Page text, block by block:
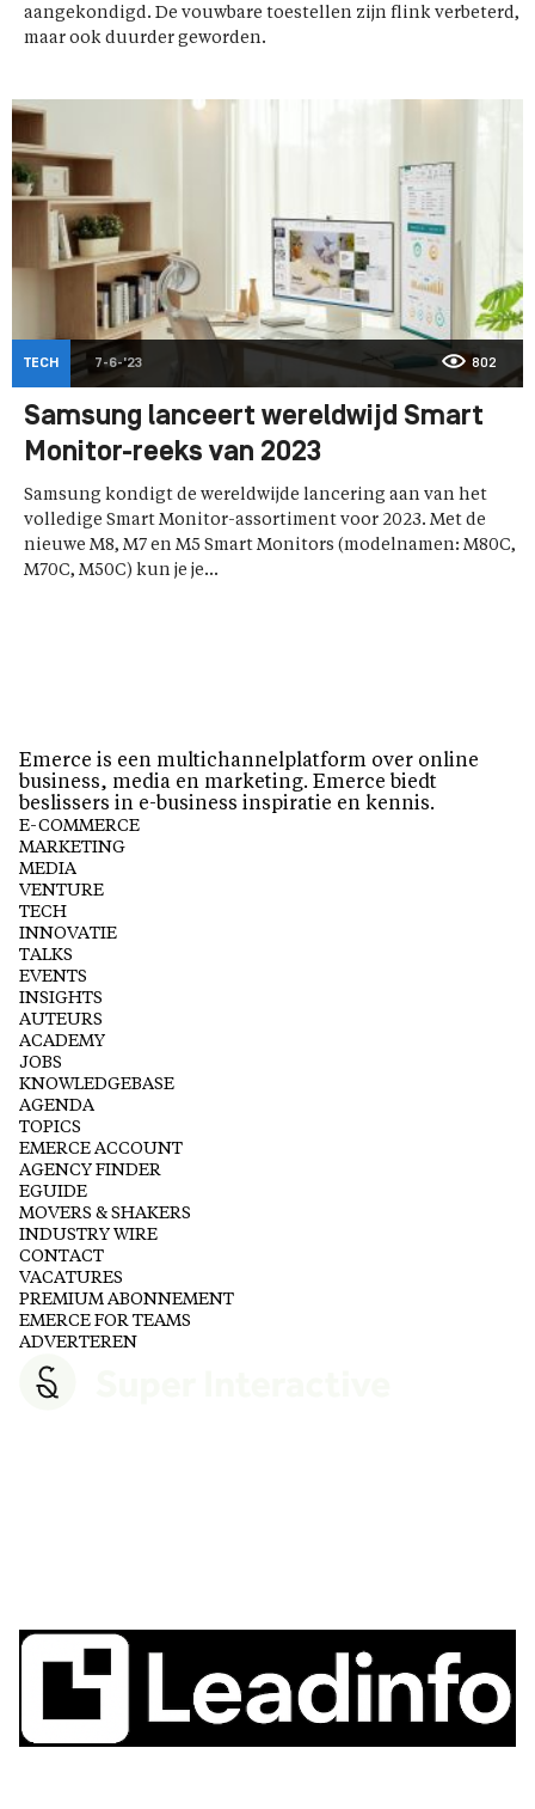
aangekondigd. De vouwbare toestellen zijn flink verbeterd,
maar ook duurder geworden.
TECH 7-6-'23 802
Samsung lanceert wereldwijd Smart
Monitor-reeks van 2023
Samsung kondigt de wereldwijde lancering aan van het
volledige Smart Monitor-assortiment voor 2023. Met de
nieuwe M8, M7 en M5 Smart Monitors (modelnamen: M80C,
M70C, M50C) kun je je...
Emerce is een multichannelplatform over online
business, media en marketing. Emerce biedt
beslissers in e-business inspiratie en kennis.
E-COMMERCE
MARKETING
MEDIA
VENTURE
TECH
INNOVATIE
TALKS
EVENTS
INSIGHTS
AUTEURS
ACADEMY
JOBS
KNOWLEDGEBASE
AGENDA
TOPICS
EMERCE ACCOUNT
AGENCY FINDER
EGUIDE
MOVERS & SHAKERS
INDUSTRY WIRE
CONTACT
VACATURES
PREMIUM ABONNEMENT
EMERCE FOR TEAMS
ADVERTEREN